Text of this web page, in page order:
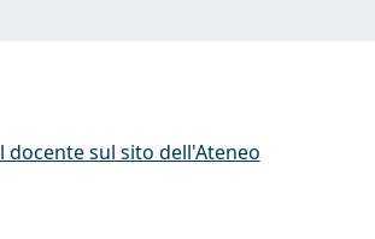
docente sul sito dell'Ateneo